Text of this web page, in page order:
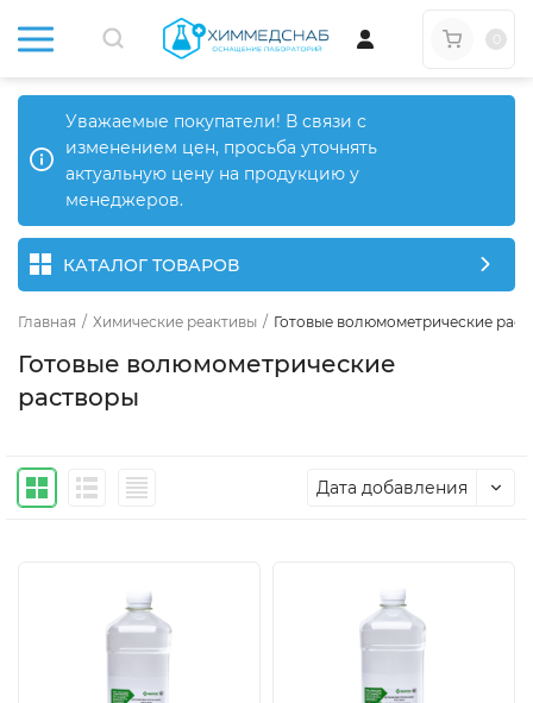
Уважаемые покупатели! В связи с
изменением цен, просьба уточнять
актуальную цену на продукцию у
менеджеров.
КАТАЛОГ ТОВАРОВ
Главная / Химические реактивы / Готовые волюмометрические
Готовые волюмометрические
растворы
Дата добавления